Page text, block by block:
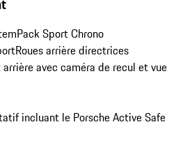
Pack Sport Chrono
Roues arrière directrices
avec caméra de recul et vue
incluant le Porsche Active Safe